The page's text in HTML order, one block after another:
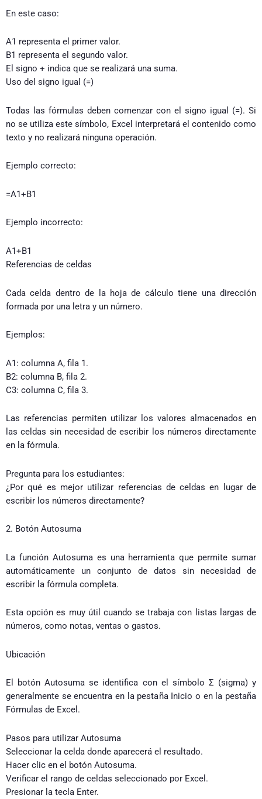
En este caso:
A1 representa el primer valor.
B1 representa el segundo valor.
El signo + indica que se realizará una suma.
Uso del signo igual (=)
Todas las fórmulas deben comenzar con el signo igual (=). Si
no se utiliza este símbolo, Excel interpretará el contenido como
texto y no realizará ninguna operación.
Ejemplo correcto:
=A1+B1
Ejemplo incorrecto:
A1+B1
Referencias de celdas
Cada celda dentro de la hoja de cálculo tiene una dirección
formada por una letra y un número.
Ejemplos:
A1: columna A, fila 1.
B2: columna B, fila 2.
C3: columna C, fila 3.
Las referencias permiten utilizar los valores almacenados en
las celdas sin necesidad de escribir los números directamente
en la fórmula.
Pregunta para los estudiantes:
¿Por qué es mejor utilizar referencias de celdas en lugar de
escribir los números directamente?
2. Botón Autosuma
La función Autosuma es una herramienta que permite sumar
automáticamente un conjunto de datos sin necesidad de
escribir la fórmula completa.
Esta opción es muy útil cuando se trabaja con listas largas de
números, como notas, ventas o gastos.
Ubicación
El botón Autosuma se identifica con el símbolo Σ (sigma) y
generalmente se encuentra en la pestaña Inicio o en la pestaña
Fórmulas de Excel.
Pasos para utilizar Autosuma
Seleccionar la celda donde aparecerá el resultado.
Hacer clic en el botón Autosuma.
Verificar el rango de celdas seleccionado por Excel.
Presionar la tecla Enter.